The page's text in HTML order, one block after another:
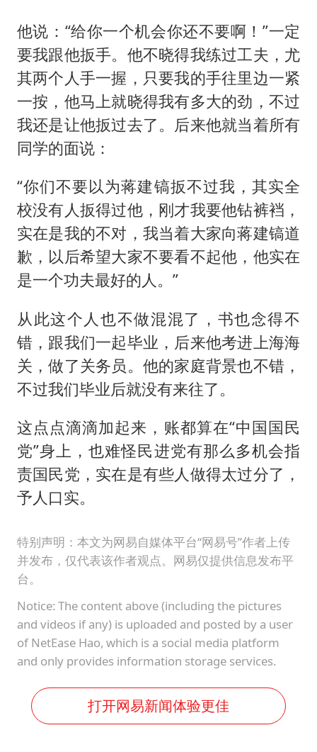
他说：“给你一个机会你还不要啊！”一定
要我跟他扳手。他不晓得我练过工夫，尤
其两个人手一握，只要我的手往里边一紧
一按，他马上就晓得我有多大的劲，不过
我还是让他扳过去了。后来他就当着所有
同学的面说：
“你们不要以为蒋建镐扳不过我，其实全
校没有人扳得过他，刚才我要他钻裤裆，
实在是我的不对，我当着大家向蒋建镐道
歉，以后希望大家不要看不起他，他实在
是一个功夫最好的人。”
从此这个人也不做混混了，书也念得不
错，跟我们一起毕业，后来他考进上海海
关，做了关务员。他的家庭背景也不错，
不过我们毕业后就没有来往了。
这点点滴滴加起来，账都算在“中国国民
党”身上，也难怪民进党有那么多机会指
责国民党，实在是有些人做得太过分了，
予人口实。
特别声明：本文为网易自媒体平台“网易号”作者上传
并发布，仅代表该作者观点。网易仅提供信息发布平
台。
Notice: The content above (including the pictures
and videos if any) is uploaded and posted by a user
of NetEase Hao, which is a social media platform
and only provides information storage services.
打开网易新闻体验更佳